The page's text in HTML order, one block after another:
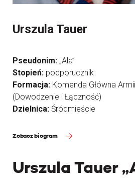
Urszula Tauer
Urszula Tauer
Pseudonim: „Ala”
Stopień: podporucznik
Formacja: Komenda Główna
(Dowodzenie i Łączność)
Dzielnica: Śródmieście
Zobacz biogram